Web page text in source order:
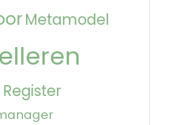
Metamodel
Register